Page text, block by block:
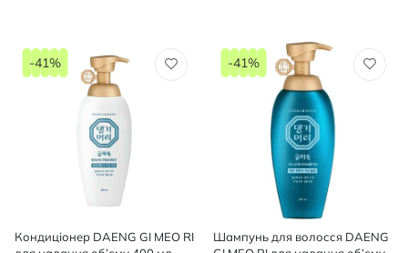
Кондиціонер DAENG GI MEO RI
-41%
Шампунь для волосся DAENG
-41%